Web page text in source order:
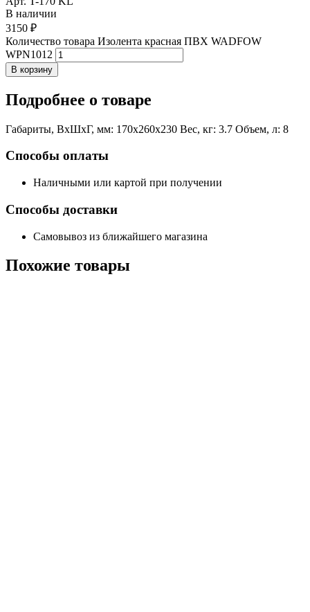
В наличии
3150 ₽
Количество товара Изолента красная ПВХ WADFOW
WPN1012
В корзину
Подробнее о товаре
Габариты, ВxШxГ, мм: 170x260x230 Вес, кг: 3.7 Объем, л: 8
Способы оплаты
Наличными или картой при получении
Способы доставки
Самовывоз из ближайшего магазина
Похожие товары